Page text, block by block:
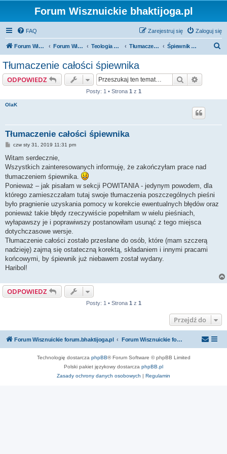
Forum Wisznuickie bhaktijoga.pl
FAQ Zaloguj się
Zarejestruj się
Forum Wisznuickie forum.bhaktijoga.pl Forum Wisznuickie forum.bhaktijoga.pl Teologia Wisznuicka - Fora Publiczne Tłumaczenia Śpiewnik Śri Gaudiya Giti-Guccha
Tłumaczenie całości śpiewnika
ODPOWIEDZ Szukaj
Posty: 1 • Strona 1 z 1
OlaK
Tłumaczenie całości śpiewnika
P
s
czw sty 31, 2019 11:31 pm
Witam serdecznie,
Wszystkich zainteresowanych informuję, że zakończyłam prace nad
tłumaczeniem śpiewnika.
Ponieważ – jak pisałam w sekcji POWITANIA - jedynym powodem, dla
którego zamieszczałam tutaj swoje tłumaczenia poszczególnych pieśni
było pragnienie uzyskania pomocy w korekcie ewentualnych błędów oraz
ponieważ takie błędy rzeczywiście popełniłam w wielu pieśniach,
wyłapawszy je i poprawiwszy postanowiłam usunąć z tego miejsca
dotychczasowe wersje.
Tłumaczenie całości zostało przesłane do osób, które (mam szczerą
nadzieję) zajmą się ostateczną korektą, składaniem i innymi pracami
końcowymi, by śpiewnik już niebawem został wydany.
Haribol!
ODPOWIEDZ
Posty: 1 • Strona 1 z 1
Przejdź do
Forum Wisznuickie forum.bhaktijoga.pl Forum Wisznuickie forum.bhaktijoga.pl
Technologię dostarcza phpBB® Forum Software © phpBB Limited
Polski pakiet językowy dostarcza phpBB.pl
Zasady ochrony danych osobowych | Regulamin